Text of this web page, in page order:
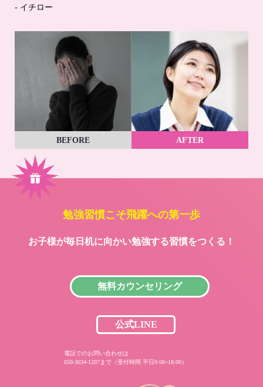
- イチロー
BEFORE AFTER
勉強習慣こそ飛躍への第一歩
お子様が毎日机に向かい勉強する習慣をつくる！
無料カウンセリング
公式LINE
電話でのお問い合わせは
050-3634-1207まで（受付時間 平日9:00~18:00）